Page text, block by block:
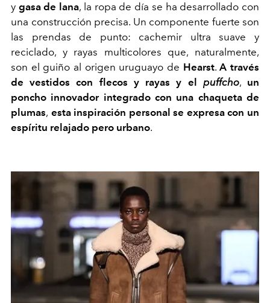
y gasa de lana, la ropa de día se ha desarrollado con
una construcción precisa. Un componente fuerte son
las prendas de punto: cachemir ultra suave y
reciclado, y rayas multicolores que, naturalmente,
son el guiño al origen uruguayo de Hearst.A través
de vestidos con flecos y rayas y el puffcho, un
poncho innovador integrado con una chaqueta de
plumas, esta inspiración personal se expresa con un
espíritu relajado pero urbano.